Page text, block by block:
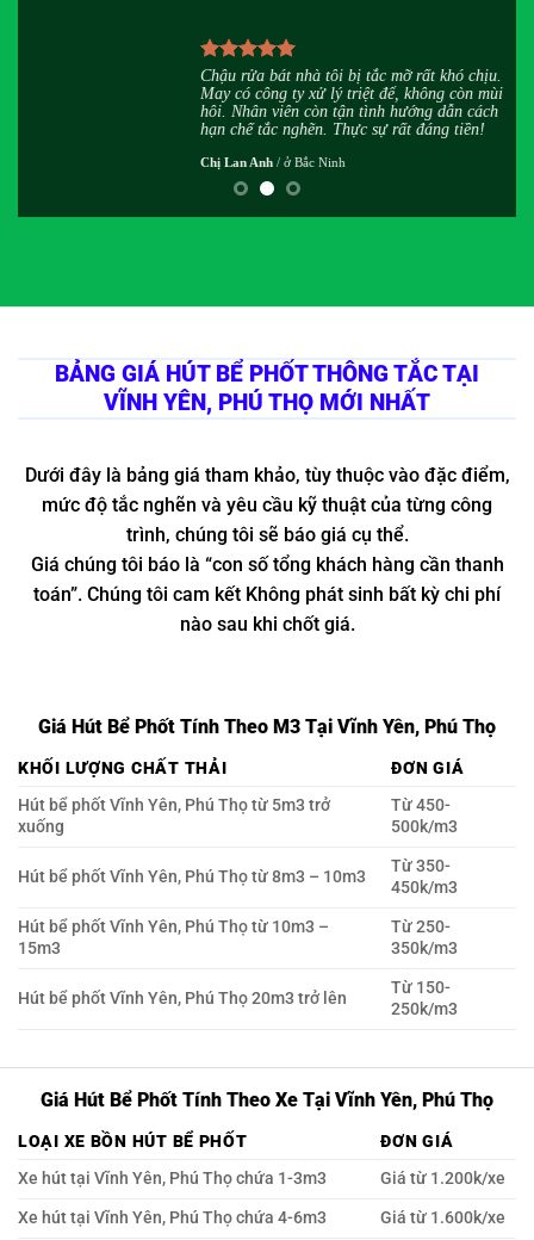
Chậu rửa bát nhà tôi bị tắc mỡ rất khó chịu.
May có công ty xử lý triệt để, không còn mùi
hôi. Nhân viên còn tận tình hướng dẫn cách
hạn chế tắc nghẽn. Thực sự rất đáng tiền!
Chị Lan Anh / ở Bắc Ninh
BẢNG GIÁ HÚT BỂ PHỐT THÔNG TẮC TẠI
VĨNH YÊN, PHÚ THỌ MỚI NHẤT
Dưới đây là bảng giá tham khảo, tùy thuộc vào đặc điểm,
mức độ tắc nghẽn và yêu cầu kỹ thuật của từng công
trình, chúng tôi sẽ báo giá cụ thể.
Giá chúng tôi báo là “con số tổng khách hàng cần thanh
toán”. Chúng tôi cam kết Không phát sinh bất kỳ chi phí
nào sau khi chốt giá.
Giá Hút Bể Phốt Tính Theo M3 Tại Vĩnh Yên, Phú Thọ
KHỐI LƯỢNG CHẤT THẢI
ĐƠN GIÁ
Hút bể phốt Vĩnh Yên, Phú Thọ từ 5m3 trở
xuống
Từ 450-
500k/m3
Hút bể phốt Vĩnh Yên, Phú Thọ từ 8m3 – 10m3
Từ 350-
450k/m3
Hút bể phốt Vĩnh Yên, Phú Thọ từ 10m3 –
15m3
Từ 250-
350k/m3
Hút bể phốt Vĩnh Yên, Phú Thọ 20m3 trở lên
Từ 150-
250k/m3
Giá Hút Bể Phốt Tính Theo Xe Tại Vĩnh Yên, Phú Thọ
LOẠI XE BỒN HÚT BỂ PHỐT
ĐƠN GIÁ
Xe hút tại Vĩnh Yên, Phú Thọ chứa 1-3m3
Giá từ 1.200k/xe
Xe hút tại Vĩnh Yên, Phú Thọ chứa 4-6m3
Giá từ 1.600k/xe